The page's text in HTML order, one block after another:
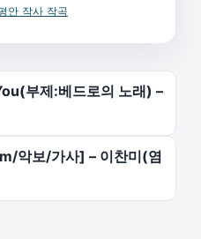
안 작사 작곡
부제:베드로의 노래) –
악보/가사] – 이찬미(염